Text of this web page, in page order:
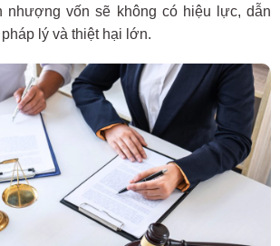
nhượng vốn sẽ không có hiệu lực, dẫn
lý và thiệt hại lớn.